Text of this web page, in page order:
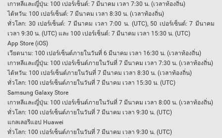
เกาหลีและญี่ปุ่น: 100 เปอร์เซ็นต์: 7 มีนาคม เวลา 7:30 น. (เวลาท้องถิ่น)
ไต้หวัน: 100 เปอร์เซ็นต์: 7 มีนาคม เวลา 8:30 น. (เวลาท้องถิ่น)
ทั่วโลก: 30 เปอร์เซ็นต์: 7 มีนาคม เวลา 7:00 น. (UTC), 50 เปอร์เซ็นต์: 7 มีนาคม
เวลา 9:30 น. (UTC) และ 100 เปอร์เซ็นต์: 7 มีนาคม เวลา 15:30 น. (UTC)
App Store (iOS)
เวียดนาม: 100 เปอร์เซ็นต์ภายในวันที่ 6 มีนาคม เวลา 16:30 น. (เวลาท้องถิ่น)
เกาหลีและญี่ปุ่น: 100 เปอร์เซ็นต์ภายในวันที่ 7 มีนาคม เวลา 7:30 น. (เวลาท้องถิ่น)
ไต้หวัน: 100 เปอร์เซ็นต์ภายในวันที่ 7 มีนาคม เวลา 8:30 น. (เวลาท้องถิ่น)
ทั่วโลก: 100 เปอร์เซ็นต์ภายในวันที่ 7 มีนาคม เวลา 15:30 น. (UTC)
Samsung Galaxy Store
เกาหลีและญี่ปุ่น: 100 เปอร์เซ็นต์ภายในวันที่ 7 มีนาคม เวลา 8:00 น. (เวลาท้องถิ่น)
ทั่วโลก: 100 เปอร์เซ็นต์ภายในวันที่ 7 มีนาคม เวลา 9:30 น. (UTC)
แกลเลอรีแอป Huawei
ทั่วโลก: 100 เปอร์เซ็นต์ภายในวันที่ 7 มีนาคม เวลา 9:30 น. (UTC)